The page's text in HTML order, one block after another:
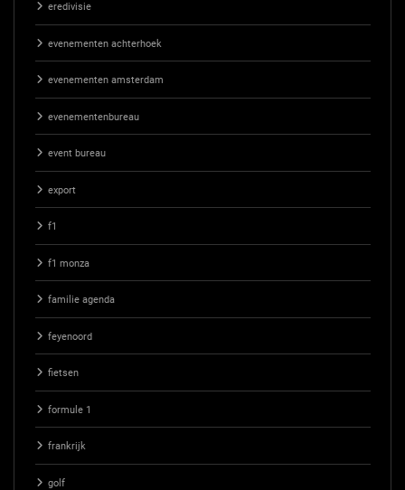
eredivisie
evenementen achterhoek
evenementen amsterdam
evenementenbureau
event bureau
export
f1
f1 monza
familie agenda
feyenoord
fietsen
formule 1
frankrijk
golf